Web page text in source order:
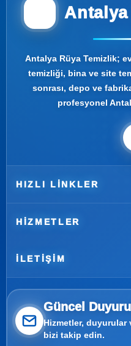
Antalya Rüya Temizlik;
temizliği, bina ve site
sonrası, depo ve
profesyonel
HIZLI LINKLER
HIZMETLER
İLETIŞIM
Güncel
Hizmetler,
bizi takip edin.